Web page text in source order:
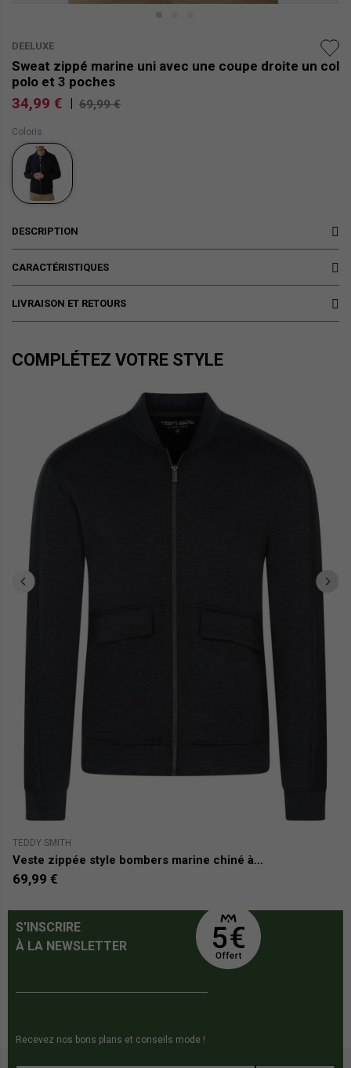
DEELUXE
Sweat zippé marine uni avec une coupe droite un col
polo et 3 poches
34,99 € 69,99 €
Coloris
DESCRIPTION
CARACTÉRISTIQUES
LIVRAISON ET RETOURS
COMPLÉTEZ VOTRE STYLE
TEDDY SMITH
Veste zippée style bombers marine chiné à...
69,99 €
S'INSCRIRE
À LA NEWSLETTER
Recevez nos bons plans et conseils mode !